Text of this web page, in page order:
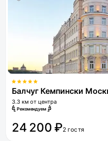
Балчуг Кемпински
3.3 км от центра
Рекомендуем
24 200 ₽2 гостя